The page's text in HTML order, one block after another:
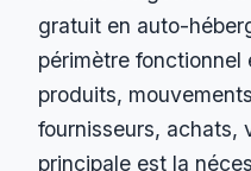
gratuit en auto-
périmètre fonctionnel
produits,
fournisseurs, achats,
principale est la